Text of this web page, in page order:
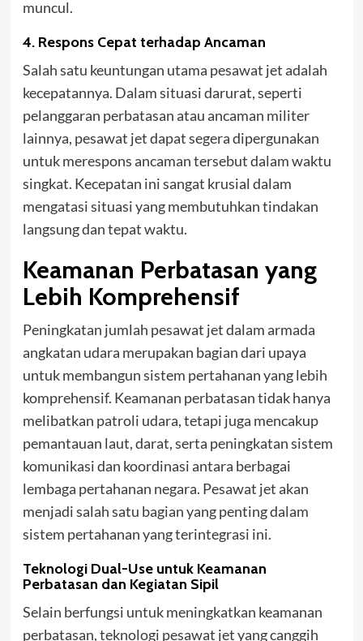
muncul.
4. Respons Cepat terhadap Ancaman
Salah satu keuntungan utama pesawat jet adalah
kecepatannya. Dalam situasi darurat, seperti
pelanggaran perbatasan atau ancaman militer
lainnya, pesawat jet dapat segera dipergunakan
untuk merespons ancaman tersebut dalam waktu
singkat. Kecepatan ini sangat krusial dalam
mengatasi situasi yang membutuhkan tindakan
langsung dan tepat waktu.
Keamanan Perbatasan yang
Lebih Komprehensif
Peningkatan jumlah pesawat jet dalam armada
angkatan udara merupakan bagian dari upaya
untuk membangun sistem pertahanan yang lebih
komprehensif. Keamanan perbatasan tidak hanya
melibatkan patroli udara, tetapi juga mencakup
pemantauan laut, darat, serta peningkatan sistem
komunikasi dan koordinasi antara berbagai
lembaga pertahanan negara. Pesawat jet akan
menjadi salah satu bagian yang penting dalam
sistem pertahanan yang terintegrasi ini.
Teknologi Dual-Use untuk Keamanan
Perbatasan dan Kegiatan Sipil
Selain berfungsi untuk meningkatkan keamanan
perbatasan, teknologi pesawat jet yang canggih